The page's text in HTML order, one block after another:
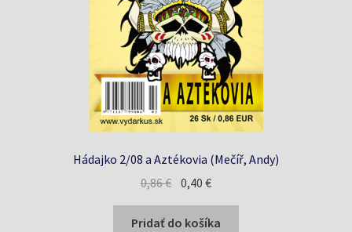
Hádajko 2/08 a Aztékovia (Mečíř, Andy)
0,86€ Pôvodná
cena
bola:
0,40€Aktuálna
cena
je:
Pridať do košíka